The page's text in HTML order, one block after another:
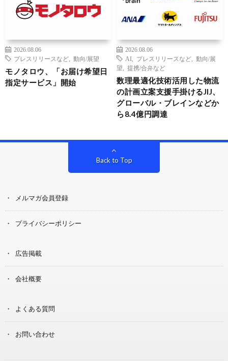
2026.08.06
プレスリリースなど
動向/展望
モノタロウ、「お届け希望日
指定サービス」開始
2026.08.06
AI
プレスリリースなど
動向/展
望
提携/合弁など
数理最適化技術活用した物流
の計画立案支援手掛けるJIJ、
グローバル・ブレインなどか
ら8.4億円調達
Back to Top
メルマガ会員登録
プライバシーポリシー
広告掲載
会社概要
よくある質問
お問い合わせ